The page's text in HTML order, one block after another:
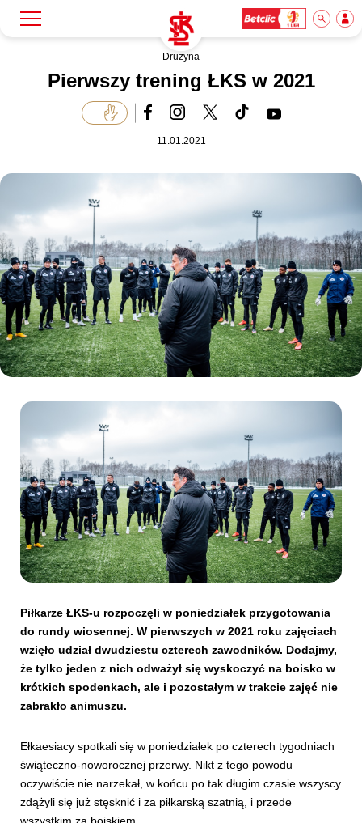
Klub
Akademia
Biznes
Dla mediów
Kibice
Drużyna
Pierwszy trening ŁKS w 2021
11.01.2021
Piłkarze ŁKS-u rozpoczęli w poniedziałek przygotowania
do rundy wiosennej. W pierwszych w 2021 roku zajęciach
wzięło udział dwudziestu czterech zawodników. Dodajmy,
że tylko jeden z nich odważył się wyskoczyć na boisko w
krótkich spodenkach, ale i pozostałym w trakcie zajęć nie
zabrakło animuszu.
Ełkaesiacy spotkali się w poniedziałek po czterech tygodniach
świąteczno-noworocznej przerwy. Nikt z tego powodu
oczywiście nie narzekał, w końcu po tak długim czasie wszyscy
zdążyli się już stęsknić i za piłkarską szatnią, i przede
wszystkim za boiskiem.